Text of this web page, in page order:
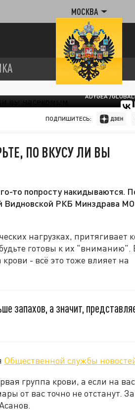
МОСКВА
ADYGEA /
ПОДПИШИТЕСЬ:
ПО ВКУСУ ЛИ ВЫ
то попросту накидываются.
Видновской РКБ Минздрава
нагрузках, притягивает
готовы к их "вниманию".
- всё это тоже влияет на
запахов, а значит,
Общественной службы
группа крови, а если на вас
от вас точно не отстанут.